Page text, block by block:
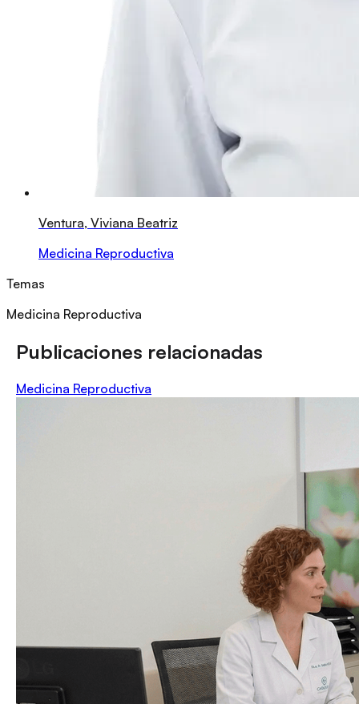
Ventura, Viviana Beatriz
Medicina Reproductiva
Temas
Medicina Reproductiva
Publicaciones relacionadas
Medicina Reproductiva